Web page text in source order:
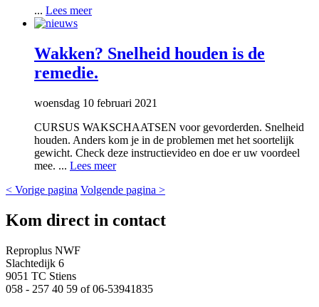
... Lees meer
Wakken? Snelheid houden is de
remedie.
woensdag 10 februari 2021
CURSUS WAKSCHAATSEN voor gevorderden. Snelheid
houden. Anders kom je in de problemen met het soortelijk
gewicht. Check deze instructievideo en doe er uw voordeel
mee. ... Lees meer
< Vorige pagina Volgende pagina >
Kom direct in contact
Reproplus NWF
Slachtedijk 6
9051 TC Stiens
058 - 257 40 59 of 06-53941835